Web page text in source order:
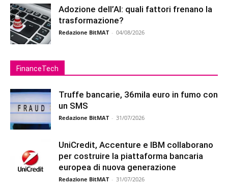
Adozione dell’AI: quali fattori frenano la
trasformazione?
Redazione BitMAT - 04/08/2026
FinanceTech
Truffe bancarie, 36mila euro in fumo con
un SMS
Redazione BitMAT - 31/07/2026
UniCredit, Accenture e IBM collaborano
per costruire la piattaforma bancaria
europea di nuova generazione
Redazione BitMAT - 31/07/2026